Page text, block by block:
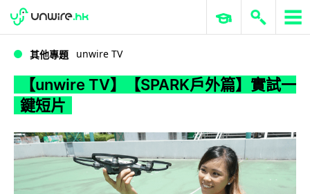
WWDC 2026 ERP 與商業 AI
其他專題 unwire TV
【unwire TV】【SPARK戶外篇】實試一
鍵短片